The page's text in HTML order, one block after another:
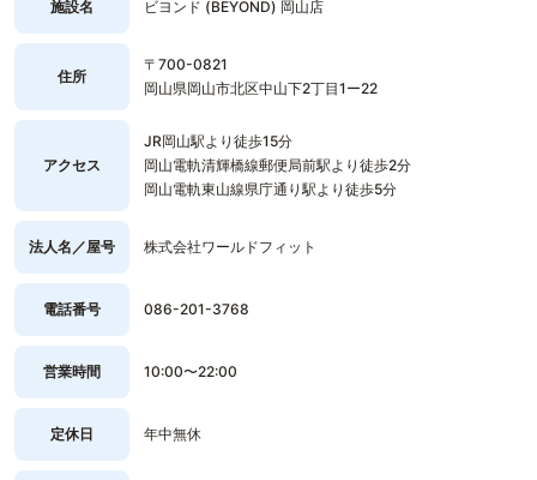
施設名 ビヨンド (BEYOND) 岡山店
住所
〒700-0821
岡山県岡山市北区中山下2丁目1ー22
アクセス
JR岡山駅より徒歩15分
岡山電軌清輝橋線郵便局前駅より徒歩2分
岡山電軌東山線県庁通り駅より徒歩5分
法人名／屋号 株式会社ワールドフィット
電話番号 086-201-3768
営業時間 10:00〜22:00
定休日 年中無休